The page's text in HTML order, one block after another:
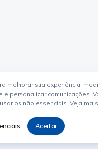
melhorar sua experiência,
e personalizar comunicações.
os não essenciais. Veja
Aceitar